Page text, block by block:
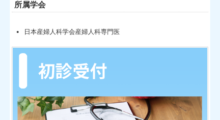
所属学会
日本産婦人科学会産婦人科専門医